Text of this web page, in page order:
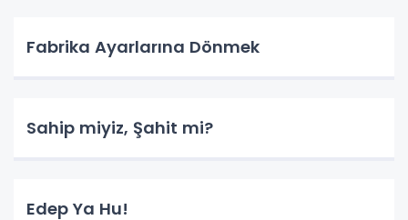
Fabrika Ayarlarına Dönmek
Sahip miyiz, Şahit mi?
Edep Ya Hu!